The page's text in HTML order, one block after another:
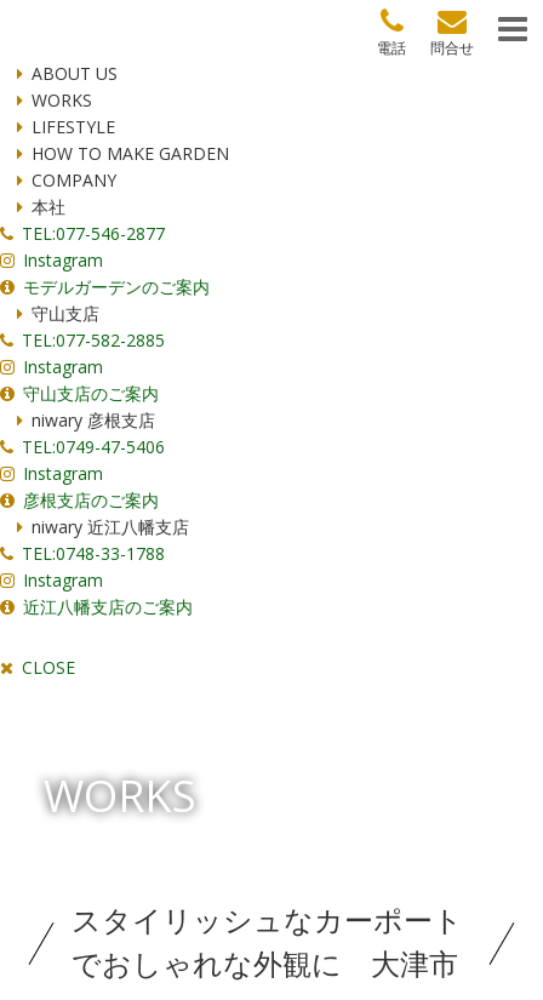
問合せ
電話
ABOUT US
WORKS
LIFESTYLE
HOW TO MAKE GARDEN
COMPANY
本社
TEL:077-546-2877
Instagram
モデルガーデンのご案内
守山支店
TEL:077-582-2885
Instagram
守山支店のご案内
niwary 彦根支店
TEL:0749-47-5406
Instagram
彦根支店のご案内
niwary 近江八幡支店
TEL:0748-33-1788
Instagram
近江八幡支店のご案内
CLOSE
WORKS
スタイリッシュなカーポート
でおしゃれな外観に 大津市